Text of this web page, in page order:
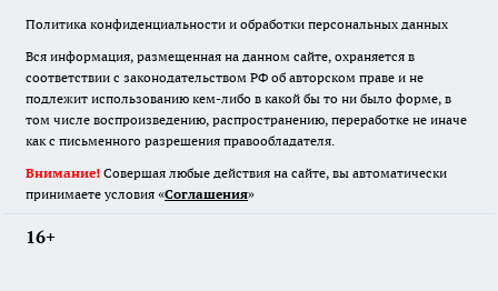
Политика конфиденциальности и обработки персональных данных
Вся информация, размещенная на данном сайте, охраняется в
соответствии с законодательством РФ об авторском праве и не
подлежит использованию кем-либо в какой бы то ни было форме, в
том числе воспроизведению, распространению, переработке не иначе
как с письменного разрешения правообладателя.
Внимание! Совершая любые действия на сайте, вы автоматически
принимаете условия «Cоглашения»
16+